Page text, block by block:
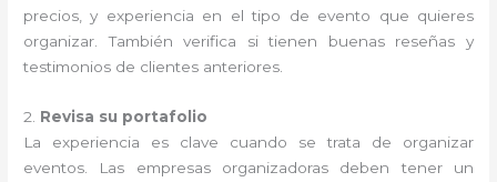
precios, y experiencia en el tipo de evento que quieres
organizar. También verifica si tienen buenas reseñas y
testimonios de clientes anteriores.
2. Revisa su portafolio
La experiencia es clave cuando se trata de organizar
eventos. Las empresas organizadoras deben tener un